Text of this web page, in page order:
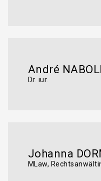
André
Dr. iur.
Johanna
MLaw,